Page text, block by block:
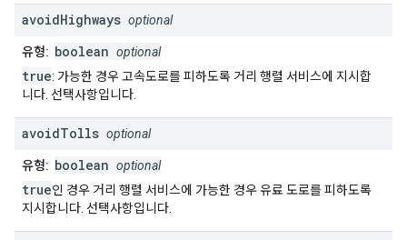
avoidHighways optional
유형: boolean optional
true: 가능한 경우 고속도로를 피하도록 거리 행렬 서비스에 지시합
니다. 선택사항입니다.
avoidTolls optional
유형: boolean optional
true인 경우 거리 행렬 서비스에 가능한 경우 유료 도로를 피하도록
지시합니다. 선택사항입니다.